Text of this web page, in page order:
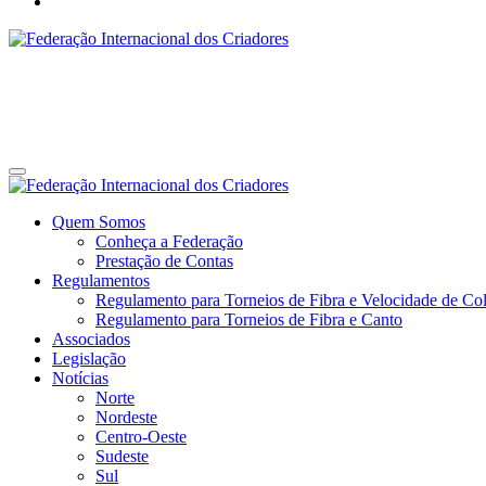
Site da Federação Internacional dos Criadores de Pássaros
Quem Somos
Conheça a Federação
Prestação de Contas
Regulamentos
Regulamento para Torneios de Fibra e Velocidade de
Regulamento para Torneios de Fibra e Canto
Associados
Legislação
Notícias
Norte
Nordeste
Centro-Oeste
Sudeste
Sul